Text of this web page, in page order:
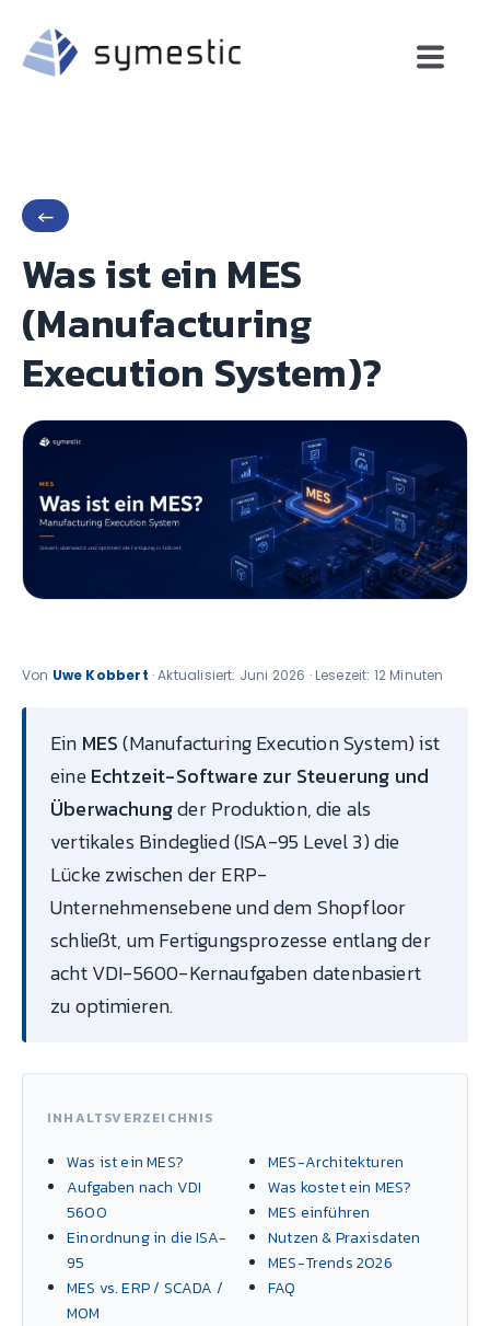
←
Was ist ein MES
(Manufacturing
Execution System)?
Von Uwe Kobbert · Aktualisiert: Juni 2026 · Lesezeit: 12 Minuten
Ein MES(Manufacturing Execution System) ist
eineEchtzeit-Software zur Steuerung und
Überwachungder Produktion, die als
vertikales Bindeglied (ISA-95 Level 3) die
Lücke zwischen der ERP-
Unternehmensebene und dem Shopfloor
schließt, um Fertigungsprozesse entlang der
acht VDI-5600-Kernaufgaben datenbasiert
zu optimieren.
INHALTSVERZEICHNIS
Was ist ein MES?
Aufgaben nach VDI
5600
Einordnung in die ISA-
95
MES vs. ERP / SCADA /
MOM
MES-Architekturen
Was kostet ein MES?
MES einführen
Nutzen & Praxisdaten
MES-Trends 2026
FAQ